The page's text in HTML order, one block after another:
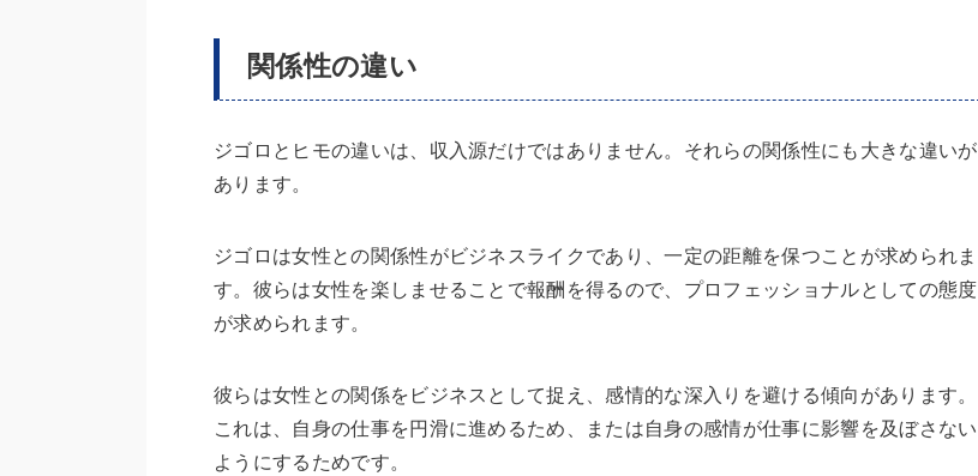
関係性の違い
ジゴロとヒモの違いは、収入源だけではありません。それらの関係性にも大きな違いが
あります。
ジゴロは女性との関係性がビジネスライクであり、一定の距離を保つことが求められま
す。彼らは女性を楽しませることで報酬を得るので、プロフェッショナルとしての態度
が求められます。
彼らは女性との関係をビジネスとして捉え、感情的な深入りを避ける傾向があります。
これは、自身の仕事を円滑に進めるため、または自身の感情が仕事に影響を及ぼさない
ようにするためです。